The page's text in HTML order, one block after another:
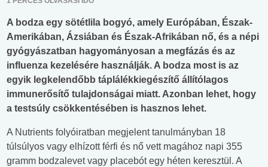
A bodza egy sötétlila bogyó, amely Európában, Észak-
Amerikában, Ázsiában és Észak-Afrikában nő, és a népi
gyógyászatban hagyományosan a megfázás és az
influenza kezelésére használják. A bodza most is az
egyik legkelendőbb táplálékkiegészítő állítólagos
immunerősítő tulajdonságai miatt. Azonban lehet, hogy
a testsúly csökkentésében is hasznos lehet.
A Nutrients folyóiratban megjelent tanulmányban 18
túlsúlyos vagy elhízott férfi és nő vett magához napi 355
gramm bodzalevet vagy placebót egy héten keresztül. A